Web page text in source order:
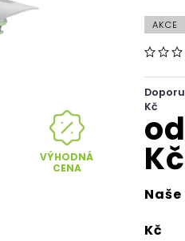
VÝHODNÁ
CENA
AKCE
Kč
od
Kč
Kč